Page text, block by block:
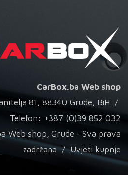
CarBox.ba Web shop
81, 88340 Grude, BiH /
Telefon: +387 (0)39 852 032
Web shop, Grude - Sva prava
zadržana /Uvjeti kupnje